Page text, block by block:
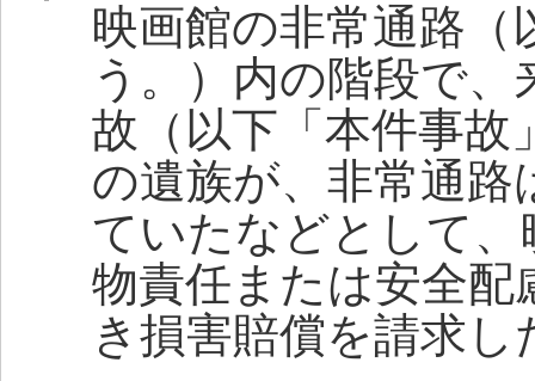
映画館の非常通路（
う。）内の階段で
故（以下「本件事故
の遺族が、非常通
ていたなどとして
物責任または安全配
き損害賠償を請求